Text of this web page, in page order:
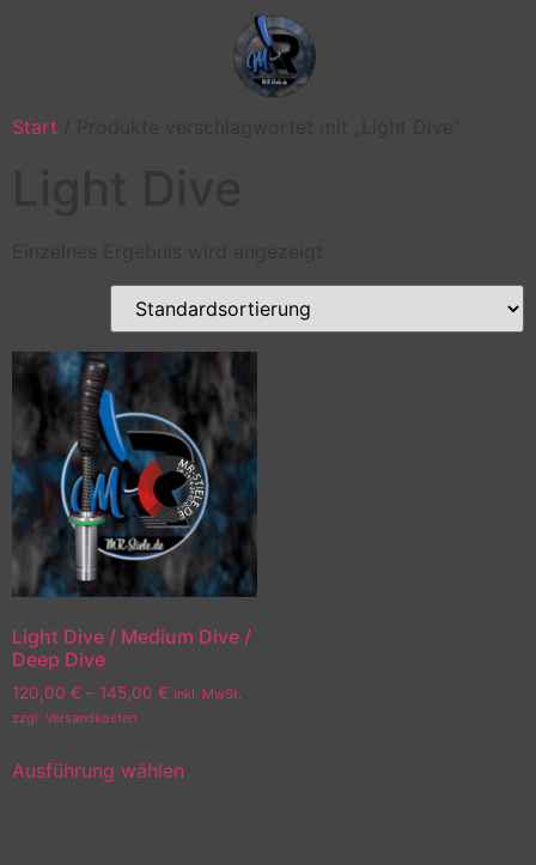
Start
Light Dive / Medium Dive /
Deep Dive
120,00 € – 145,00 € inkl. MwSt.
zzgl. Versandkosten
Ausführung wählen